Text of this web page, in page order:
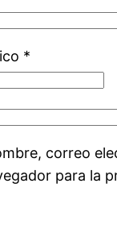
*
correo
para la